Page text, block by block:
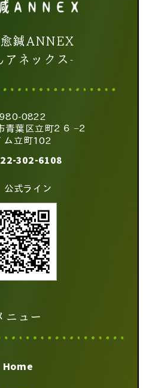
鍼ANNEX
アネックス-
0822
青葉区立町２６−２
ム立町102
302-6108
公式ライン
ニュー
Home